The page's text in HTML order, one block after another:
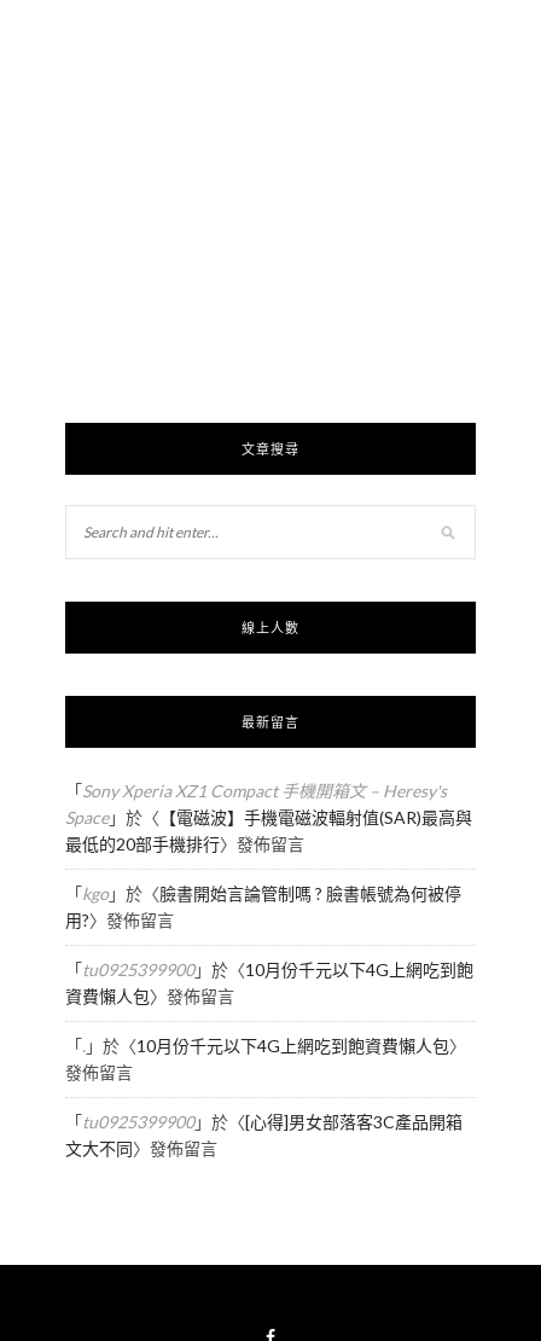
文章搜尋
線上人數
最新留言
「Sony Xperia XZ1 Compact 手機開箱文 – Heresy's
Space」於〈 【電磁波】手機電磁波輻射值(SAR)最高與
最低的20部手機排行〉發佈留言
「kgo」於〈臉書開始言論管制嗎 ? 臉書帳號為何被停
用?〉發佈留言
「tu0925399900」於〈10月份千元以下4G上網吃到飽
資費懶人包〉發佈留言
「.」於〈10月份千元以下4G上網吃到飽資費懶人包〉
發佈留言
「tu0925399900」於〈[心得]男女部落客3C產品開箱
文大不同〉發佈留言